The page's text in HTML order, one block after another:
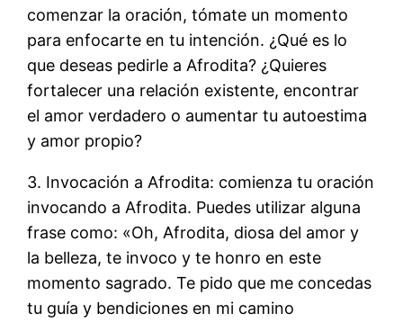
comenzar la oración, tómate un momento
para enfocarte en tu intención. ¿Qué es lo
que deseas pedirle a Afrodita? ¿Quieres
fortalecer una relación existente, encontrar
el amor verdadero o aumentar tu autoestima
y amor propio?
3. Invocación a Afrodita: comienza tu oración
invocando a Afrodita. Puedes utilizar alguna
frase como: «Oh, Afrodita, diosa del amor y
la belleza, te invoco y te honro en este
momento sagrado. Te pido que me concedas
tu guía y bendiciones en mi camino